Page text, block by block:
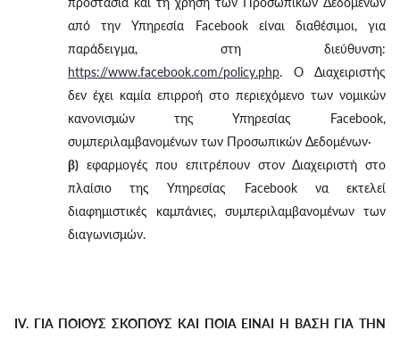
από την Υπηρεσία Facebook είναι διαθέσιμοι, για
παράδειγμα, στη διεύθυνση:
https://www.facebook.com/policy.php. Ο Διαχειριστής
δεν έχει καμία επιρροή στο περιεχόμενο των νομικών
κανονισμών της Υπηρεσίας Facebook,
συμπεριλαμβανομένων των Προσωπικών Δεδομένων·
β) εφαρμογές που επιτρέπουν στον Διαχειριστή στο
πλαίσιο της Υπηρεσίας Facebook να εκτελεί
διαφημιστικές καμπάνιες, συμπεριλαμβανομένων των
διαγωνισμών.
IV. ΓΙΑ ΠΟΙΟΥΣ ΣΚΟΠΟΥΣ ΚΑΙ ΠΟΙΑ ΕΙΝΑΙ Η ΒΑΣΗ ΓΙΑ ΤΗΝ